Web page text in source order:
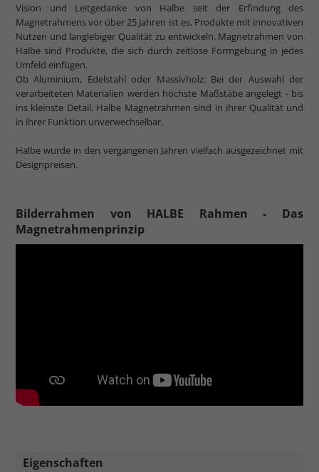
Vision und Leitgedanke von Halbe seit der Erfindung des
Magnetrahmens vor über 25 Jahren ist es, Produkte mit innovativen
Nutzen und langlebiger Qualität zu entwickeln. Magnetrahmen von
Halbe sind Produkte, die sich durch zeitlose Formgebung in jedes
Umfeld einfügen.
Ob Aluminium, Edelstahl oder Massivholz: Bei der Auswahl der
verarbeiteten Materialien werden höchste Maßstäbe angelegt - bis
ins kleinste Detail. Halbe Magnetrahmen sind in ihrer Qualität und
in ihrer Funktion unverwechselbar.
Halbe wurde in den vergangenen Jahren vielfach ausgezeichnet mit
Designpreisen.
Bilderrahmen von HALBE Rahmen - Das
Magnetrahmenprinzip
Eigenschaften